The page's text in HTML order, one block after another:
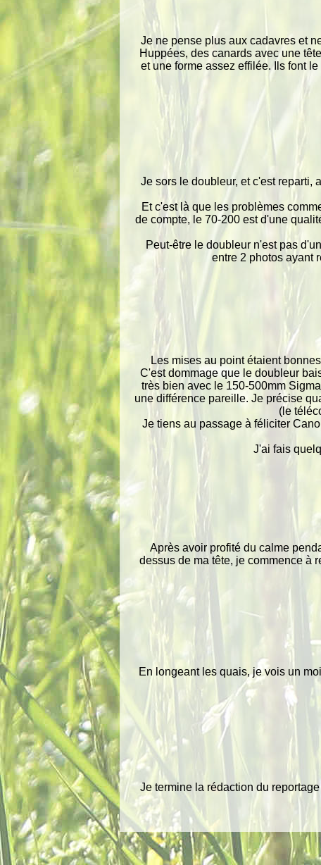
Je ne pense plus aux cadavres et
Huppées, des canards avec une
et une forme assez effilée. Ils font
Je sors le doubleur, et c'est reparti,
Et c'est là que les problèmes
de compte, le 70-200 est d'une
Peut-être le doubleur n'est pas
entre 2 photos ayant
Les mises au point étaient
C'est dommage que le doubleur
très bien avec le 150-500mm
une différence pareille. Je précise
(le
Je tiens au passage à féliciter
J'ai fais
Après avoir profité du calme
dessus de ma tête, je commence à
En longeant les quais, je vois un
Je termine la rédaction du